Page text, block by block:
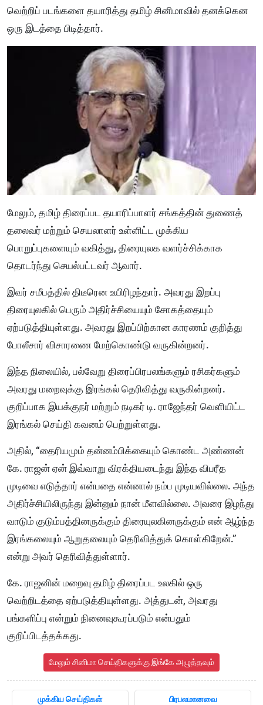
வெற்றிப் படங்களை தயாரித்து தமிழ் சினிமாவில் தனக்கென
ஒரு இடத்தை பிடித்தார்.
மேலும், தமிழ் திரைப்பட தயாரிப்பாளர் சங்கத்தின் துணைத்
தலைவர் மற்றும் செயலாளர் உள்ளிட்ட முக்கிய
பொறுப்புகளையும் வகித்து, திரையுலக வளர்ச்சிக்காக
தொடர்ந்து செயல்பட்டவர் ஆவார்.
இவர் சமீபத்தில் திடீரென உயிரிழந்தார். அவரது இறப்பு
திரையுலகில் பெரும் அதிர்ச்சியையும் சோகத்தையும்
ஏற்படுத்தியுள்ளது. அவரது இறப்பிற்கான காரணம் குறித்து
போலீசார் விசாரணை மேற்கொண்டு வருகின்றனர்.
இந்த நிலையில், பல்வேறு திரைப்பிரபலங்களும் ரசிகர்களும்
அவரது மறைவுக்கு இரங்கல் தெரிவித்து வருகின்றனர்.
குறிப்பாக இயக்குநர் மற்றும் நடிகர் டி. ராஜேந்தர் வெளியிட்ட
இரங்கல் செய்தி கவனம் பெற்றுள்ளது.
அதில், “தைரியமும் தன்னம்பிக்கையும் கொண்ட அண்ணன்
கே. ராஜன் ஏன் இவ்வாறு விரக்தியடைந்து இந்த விபரீத
முடிவை எடுத்தார் என்பதை என்னால் நம்ப முடியவில்லை. அந்த
அதிர்ச்சியிலிருந்து இன்னும் நான் மீளவில்லை. அவரை இழந்து
வாடும் குடும்பத்தினருக்கும் திரையுலகினருக்கும் என் ஆழ்ந்த
இரங்கலையும் ஆறுதலையும் தெரிவித்துக் கொள்கிறேன்.”
என்று அவர் தெரிவித்துள்ளார்.
கே. ராஜனின் மறைவு தமிழ் திரைப்பட உலகில் ஒரு
வெற்றிடத்தை ஏற்படுத்தியுள்ளது. அத்துடன், அவரது
பங்களிப்பு என்றும் நினைவுகூரப்படும் என்பதும்
குறிப்பிடத்தக்கது.
மேலும் சினிமா செய்திகளுக்கு இங்கே அழுத்தவும்
முக்கிய செய்திகள் பிரபலமானவை